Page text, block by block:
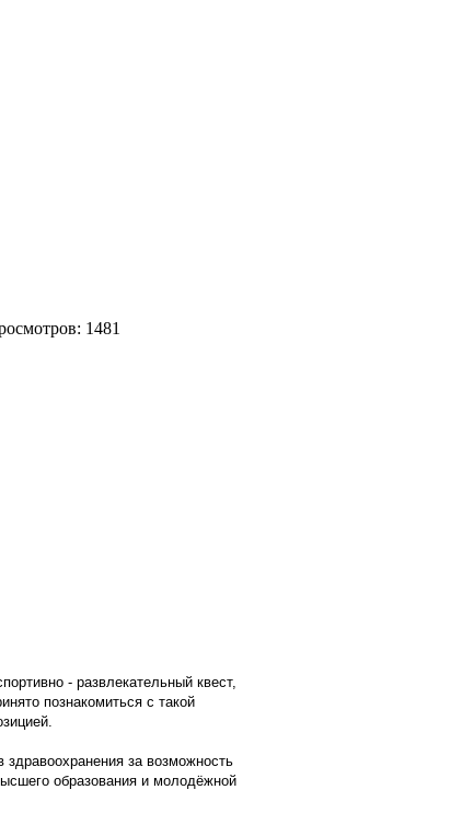
1481
- развлекательный квест,
познакомиться с такой
за возможность
образования и молодёжной